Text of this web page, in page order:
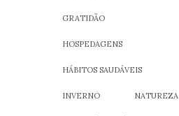
GRATIDÃO
HOSPEDAGENS
HÁBITOS SAUDÁVEIS
INVERNO NATUREZA